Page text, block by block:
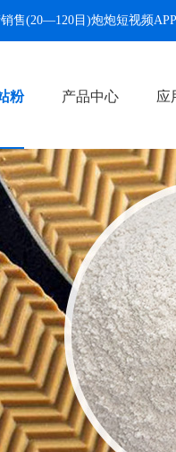
售(20—120目)炮炮短视频
粉 产品中心 应